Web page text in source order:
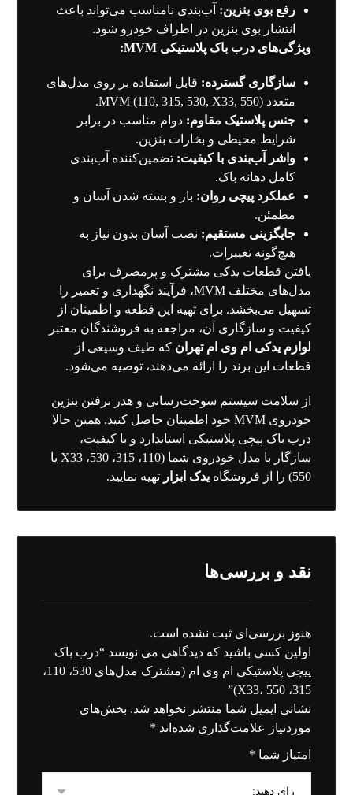
رفع بوی بنزین: آب‌بندی نامناسب می‌تواند باعث
انتشار بوی بنزین در اطراف خودرو شود.
ویژگی‌های درب باک پلاستیکی MVM:
سازگاری گسترده: قابل استفاده بر روی مدل‌های
متعدد MVM (110, 315, 530, X33, 550).
جنس پلاستیک مقاوم: دوام مناسب در برابر
شرایط محیطی و بخارات بنزین.
واشر آب‌بندی با کیفیت: تضمین‌کننده آب‌بندی
کامل دهانه باک.
عملکرد پیچی روان: باز و بسته شدن آسان و
مطمئن.
جایگزینی مستقیم: نصب آسان بدون نیاز به
هیچ‌گونه تغییرات.
یافتن قطعات یدکی مشترک و پرمصرف برای
مدل‌های مختلف MVM، فرآیند نگهداری و تعمیر را
تسهیل می‌بخشد. برای تهیه این قطعه و اطمینان از
کیفیت و سازگاری آن، مراجعه به فروشندگان معتبر
لوازم یدکی ام وی ام تهران که طیف وسیعی از
قطعات این برند را ارائه می‌دهند، توصیه می‌شود.
از سلامت سیستم سوخت‌رسانی و هدر نرفتن بنزین
خودروی MVM خود اطمینان حاصل کنید. همین حالا
درب باک پیچی پلاستیکی استاندارد و با کیفیت،
سازگار با مدل خودروی شما (110، 315، 530، X33 یا
550) را از فروشگاه
یدک ابزار تهیه نمایید.
نقد و بررسی‌ها
هنوز بررسی‌ای ثبت نشده است.
اولین کسی باشید که دیدگاهی می نویسد “درب باک
پیچی پلاستیکی ام وی ام (مشترک مدل‌های 530، 110،
315، X33، 550)”
نشانی ایمیل شما منتشر نخواهد شد. بخش‌های
موردنیاز علامت‌گذاری شده‌اند *
امتیاز شما *